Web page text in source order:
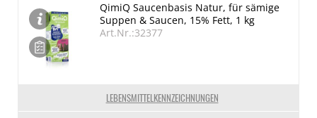
LEBENSMITTELKENNZEICHNUNGEN
QimiQ Saucenbasis Natur, für sämige
Suppen & Saucen, 15% Fett, 1 kg
Art.Nr.:32377